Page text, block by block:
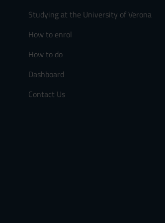
Studying at the University of Verona
How to enrol
How to do
Dashboard
Contact Us